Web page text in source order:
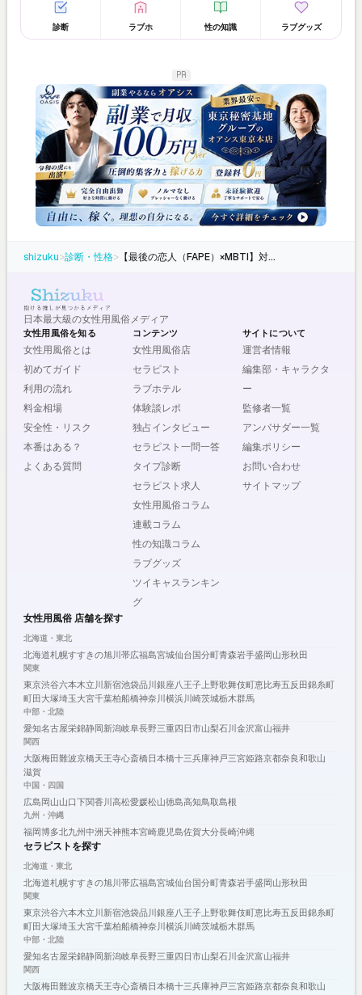
診断 ラブホ 性の知識 ラブグッズ
PR
shizuku>診断・性格> 【最後の恋人（FAPE）×MBTI】対応タイプと掛け合わせ分析
日本最大級の女性用風俗メディア
女性用風俗を知る
女性用風俗とは
初めてガイド
利用の流れ
料金相場
安全性・リスク
本番はある？
よくある質問
コンテンツ
女性用風俗店
セラピスト
ラブホテル
体験談レポ
独占インタビュー
セラピスト一問一答
タイプ診断
セラピスト求人
女性用風俗コラム
連載コラム
性の知識コラム
ラブグッズ
ツイキャスランキン
グ
サイトについて
運営者情報
編集部・キャラクタ
ー
監修者一覧
アンバサダー一覧
編集ポリシー
お問い合わせ
サイトマップ
女性用風俗 店舗を探す
北海道・東北
北海道札幌すすきの旭川 帯広福島宮城仙台 国分町青森岩手盛岡山形秋田
関東
東京渋谷六本木立川 新宿池袋品川 銀座八王子上野歌舞伎町恵比寿五反田錦糸町
町田大塚埼玉大宮千葉柏船橋神奈川 横浜川崎茨城栃木群馬
中部・北陸
愛知名古屋栄錦静岡新潟岐阜長野三重四日市山梨石川 金沢富山福井
関西
大阪梅田難波京橋天王寺心斎橋日本橋十三兵庫神戸三宮姫路京都奈良和歌山
滋賀
中国・四国
広島 岡山山口下関香川 高松愛媛松山徳島高知鳥取島根
九州・沖縄
福岡博多北九州中洲 天神熊本宮崎鹿児島佐賀大分長崎沖縄
セラピストを探す
北海道・東北
北海道札幌すすきの旭川 帯広福島宮城仙台 国分町青森岩手盛岡山形秋田
関東
東京渋谷六本木立川 新宿池袋品川 銀座八王子上野歌舞伎町恵比寿五反田錦糸町
町田大塚埼玉大宮千葉柏船橋神奈川 横浜川崎茨城栃木群馬
中部・北陸
愛知名古屋栄錦静岡新潟岐阜長野三重四日市山梨石川 金沢富山福井
関西
大阪梅田難波京橋天王寺心斎橋日本橋十三兵庫神戸三宮姫路京都奈良和歌山